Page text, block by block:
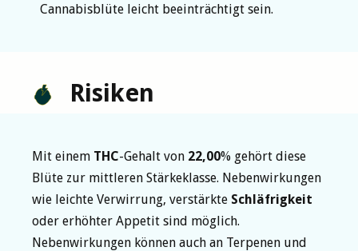
Cannabisblüte leicht beeinträchtigt sein.
Risiken
Mit einem THC-Gehalt von 22,00% gehört diese
Blüte zur mittleren Stärkeklasse. Nebenwirkungen
wie leichte Verwirrung, verstärkte Schläfrigkeit
oder erhöhter Appetit sind möglich.
Nebenwirkungen können auch an Terpenen und